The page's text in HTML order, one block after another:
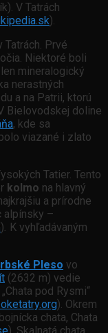
V Tatrách
).
Tatrách. Prvé
Niektoré boli
mineralogický
nerastných
a na Patrii, ktorú
Bielovodskej doline
, kde sa
viazané i zlato
Tatier. Tento
kolmo na hlavný
a prírodne
alpínsky –
). K vyhľadávaným
Pleso vo
(2632 m) vedie
pod Rysmi“
). Okrem
chata, Chata